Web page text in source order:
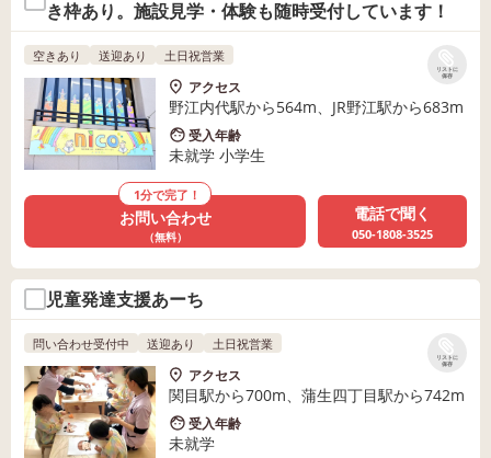
き枠あり。施設見学・体験も随時受付しています！
リストに
保存
空きあり 送迎あり 土日祝営業
アクセス
野江内代駅から564m、JR野江駅から683m
受入年齢
未就学 小学生
1分で完了！
お問い合わせ
（無料）
電話で聞く
050-1808-3525
児童発達支援あーち
リストに
保存
問い合わせ受付中 送迎あり 土日祝営業
アクセス
関目駅から700m、蒲生四丁目駅から742m
受入年齢
未就学